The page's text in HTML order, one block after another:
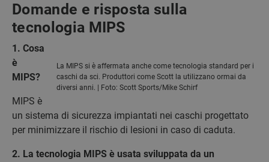
Domande e risposta sulla
tecnologia MIPS
La MIPS si è affermata anche come tecnologia standard per i
caschi da sci. Produttori come Scott la utilizzano ormai da
diversi anni. | Foto: Scott Sports/Mike Schirf
1. Cosa
è
MIPS?
MIPS è
un sistema di sicurezza impiantati nei caschi progettato
per minimizzare il rischio di lesioni in caso di caduta.
2. La tecnologia MIPS è usata sviluppata da un